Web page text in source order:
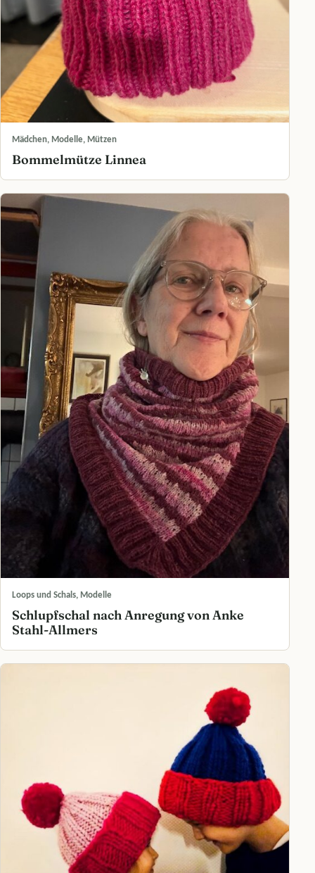
Mädchen, Modelle, Mützen
Bommelmütze Linnea
Loops und Schals, Modelle
Schlupfschal nach Anregung von Anke
Stahl-Allmers